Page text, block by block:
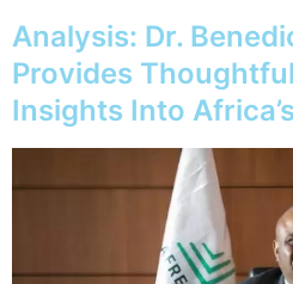
Analysis: Dr.
Provides
Insights Into